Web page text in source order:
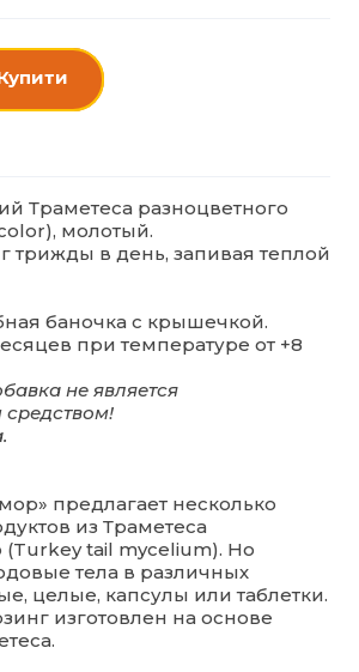
Траметеса разноцветного
молотый.
г трижды в день, запивая теплой
баночка с крышечкой.
при температуре от +8
не является
предлагает несколько
из Траметеса
(Turkey tail mycelium). Но
тела в различных
целые, капсулы или таблетки.
изготовлен на основе